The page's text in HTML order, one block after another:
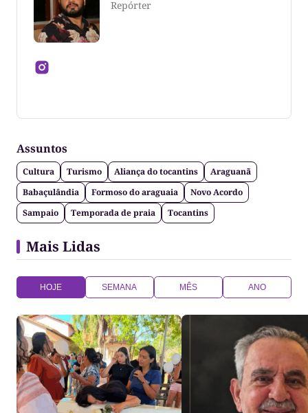
Repórter
Tocantins
Assuntos
Cultura Turismo Aliança do tocantins
Araguanã
Babaçulândia
Formoso do araguaia
Novo Acordo
Sampaio
Temporada de praia Tocantins
Mais Lidas
HOJE SEMANA MÊS ANO